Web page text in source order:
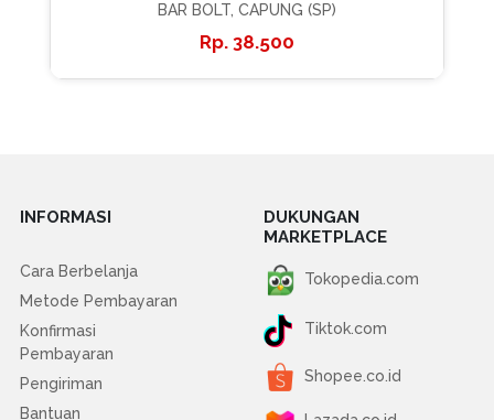
BAR BOLT, CAPUNG (SP)
38.500
INFORMASI
Cara Berbelanja
Metode Pembayaran
Konfirmasi
Pembayaran
Pengiriman
Bantuan
DUKUNGAN
MARKETPLACE
Tokopedia.com
Tiktok.com
Shopee.co.id